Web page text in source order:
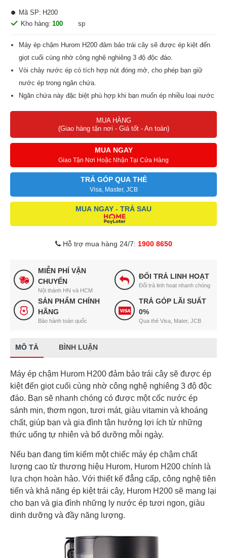
Kho hàng: 100 sp
Mã SP: H200
Máy ép chậm Hurom H200 đảm bảo trái cây sẽ được ép kiệt đến
giọt cuối cùng nhờ công nghệ nghiêng 3 độ độc đáo.
Vòi chảy nước ép có tích hợp nút đóng mở, cho phép bạn giữ
nước ép trong ngăn chứa.
Ngăn chứa này đặc biệt phù hợp khi bạn muốn ép nhiều loại nước
Với công suất lên tới 200W, máy ép chậm Hurom H200 hoạt động
mạnh mẽ nhưng vô cùng nhẹ nhàng và êm ái
MUA HÀNG
(Giao hàng tận nơi - Giá tốt - An toàn)
MUA NGAY
Giao Tận Nơi Hoặc Nhận Tại Cửa Hàng
TRẢ GÓP QUA THẺ
Visa, Master, JCB
MUA NGAY - TRẢ SAU
Hỗ trợ mua hàng 24/7: 1900 8650
MIỄN PHÍ VẬN
CHUYỂN
Nội thành HN và HCM
ĐỔI TRẢ LINH HOẠT
Đổi trả linh hoạt nhanh chóng
SẢN PHẨM CHÍNH
HÃNG
Bảo hành toàn quốc
TRẢ GÓP LÃI SUẤT
0%
Qua thẻ Visa, Mater, JCB
MÔ TẢ BÌNH LUẬN
Máy ép chậm Hurom H200 đảm bảo trái cây sẽ được ép
kiệt đến giọt cuối cùng nhờ công nghệ nghiêng 3 độ độc
đáo. Bạn sẽ nhanh chóng có được một cốc nước ép
sánh mịn, thơm ngon, tươi mát, giàu vitamin và khoáng
chất, giúp bạn và gia đình tận hưởng lợi ích từ những
thức uống tự nhiên và bổ dưỡng mỗi ngày.
Nếu bạn đang tìm kiếm một chiếc máy ép chậm chất
lượng cao từ thương hiệu Hurom, Hurom H200 chính là
lựa chọn hoàn hảo. Với thiết kế đẳng cấp, công nghệ tiên
tiến và khả năng ép kiệt trái cây, Hurom H200 sẽ mang lại
cho bạn và gia đình những ly nước ép tươi ngon, giàu
dinh dưỡng và đầy năng lượng.